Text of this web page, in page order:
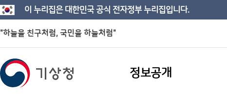
이 누리집은 대한민국 공식 전자정부 누리집입니다.
"하늘을 친구처럼, 국민을 하늘처럼"
정보공개